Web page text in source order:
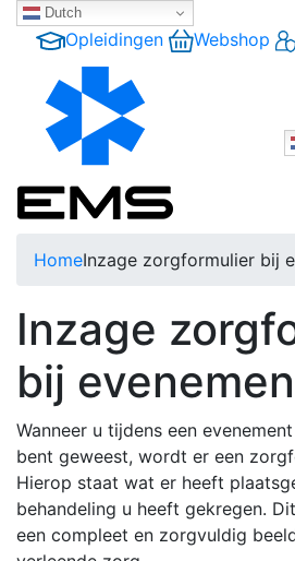
Dutch
Opleidingen Webshop
HomeInzage zorgformulier bij
Inzage
bij
Wanneer u tijdens een
bent geweest, wordt er een
Hierop staat wat er heeft
behandeling u heeft gekregen.
een compleet en zorgvuldig